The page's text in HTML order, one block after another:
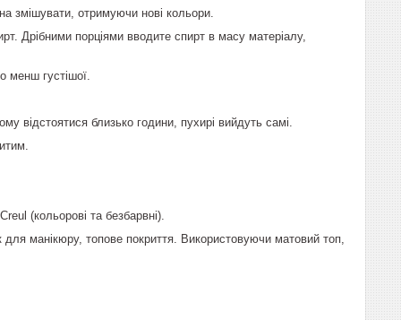
змішувати, отримуючи нові кольори.
Дрібними порціями вводите спирт в масу матеріалу,
менш густішої.
відстоятися близько години, пухирі вийдуть самі.
(кольорові та безбарвні).
манікюру, топове покриття. Використовуючи матовий топ,